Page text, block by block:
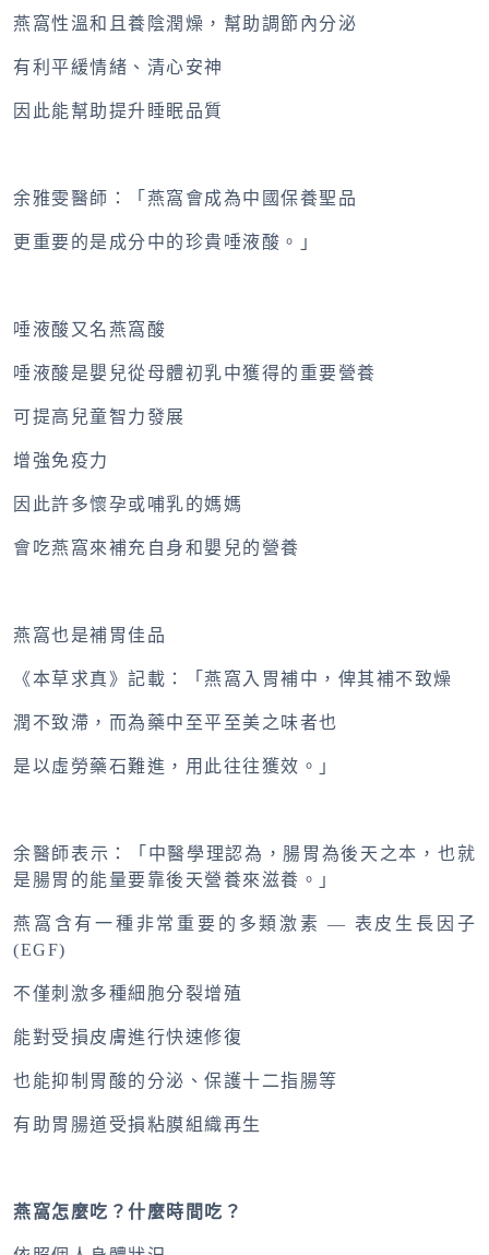
燕窩性溫和且養陰潤燥，幫助調節內分泌
有利平緩情緒、清心安神
因此能幫助提升睡眠品質
余雅雯醫師：「燕窩會成為中國保養聖品
更重要的是成分中的珍貴唾液酸。」
唾液酸又名燕窩酸
唾液酸是嬰兒從母體初乳中獲得的重要營養
可提高兒童智力發展
增強免疫力
因此許多懷孕或哺乳的媽媽
會吃燕窩來補充自身和嬰兒的營養
燕窩也是補胃佳品
《本草求真》記載：「燕窩入胃補中，俾其補不致燥
潤不致滯，而為藥中至平至美之味者也
是以虛勞藥石難進，用此往往獲效。」
余醫師表示：「中醫學理認為，腸胃為後天之本，也就
是腸胃的能量要靠後天營養來滋養。」
燕窩含有一種非常重要的多類激素 — 表皮生長因子
(EGF)
不僅刺激多種細胞分裂增殖
能對受損皮膚進行快速修復
也能抑制胃酸的分泌、保護十二指腸等
有助胃腸道受損粘膜組織再生
燕窩怎麼吃？什麼時間吃？